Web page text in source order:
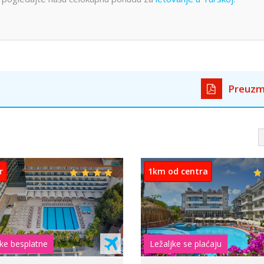
2km od centra
Ležaljke besplatne
6km od centra
Porodični hotel